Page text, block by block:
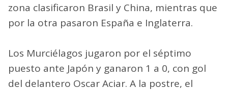
zona clasificaron Brasil y China, mientras que
por la otra pasaron España e Inglaterra.
Los Murciélagos jugaron por el séptimo
puesto ante Japón y ganaron 1 a 0, con gol
del delantero Oscar Aciar. A la postre, el